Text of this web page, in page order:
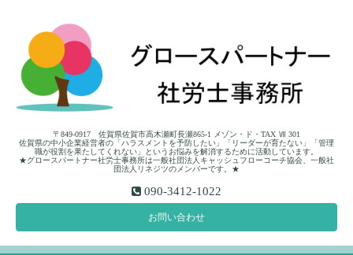
〒849-0917 佐賀県佐賀市高木瀬町長瀬865-1 メゾン・ド・TAX Ⅶ 301
佐賀県の中小企業経営者の「ハラスメントを予防したい」「リーダーが育たない」「管理
職が役割を果たしてくれない」というお悩みを解消するために活動しています。
★グロースパートナー社労士事務所は一般社団法人キャッシュフローコーチ協会、一般社
団法人リネジツのメンバーです。★
090-3412-1022
お問い合わせ